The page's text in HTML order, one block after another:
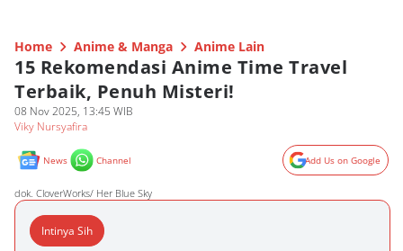
Home Anime & Manga Anime Lain
15 Rekomendasi Anime Time Travel
Terbaik, Penuh Misteri!
08 Nov 2025, 13:45 WIB
Viky Nursyafira
News Channel Add Us on Google
dok. CloverWorks/ Her Blue Sky
Intinya Sih